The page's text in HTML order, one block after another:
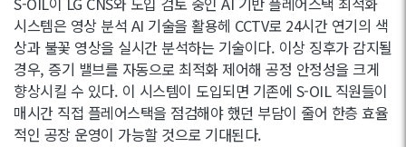
시스템은 영상 분석 AI 기술을 활용헤 CCTV로 24시간 연기의 색
상과 불꽃 영상을 실시간 분석하는 기술이다. 이상 징후가 감지될
경우, 증기 밸브를 자동으로 최적화 제어해 공정 안정성을 크게
향상시킬 수 있다. 이 시스템이 도입되면 기존에 S-OIL 직원들이
매시간 직접 플레어스택을 점검해야 했던 부담이 줄어 한층 효율
적인 공장 운영이 가능할 것으로 기대된다.